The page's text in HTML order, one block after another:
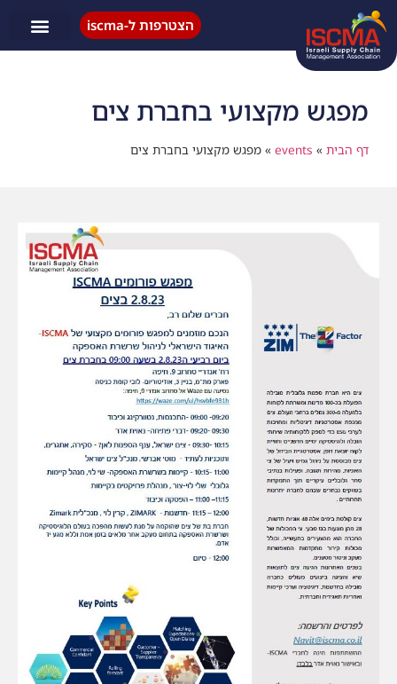
הצטרפות ל-iscma
מפגש מקצועי בחברת צים
דף הבית »
events
» מפגש מקצועי בחברת צים